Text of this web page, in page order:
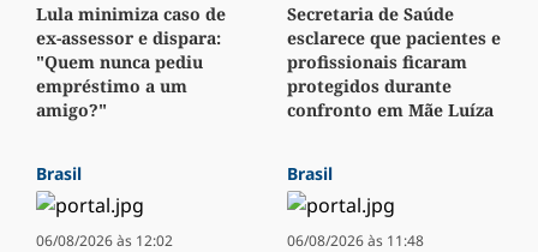
Lula minimiza caso de
ex-assessor e dispara:
"Quem nunca pediu
empréstimo a um
amigo?"
Secretaria de Saúde
esclarece que pacientes e
profissionais ficaram
protegidos durante
confronto em Mãe Luíza
Brasil
06/08/2026 às 12:02
Brasil
06/08/2026 às 11:48